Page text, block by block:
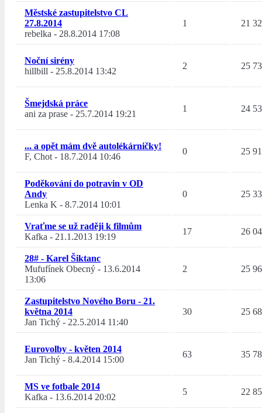
Městské zastupitelstvo CL
27.8.2014
rebelka - 28.8.2014 17:08
1 21
Noční sirény
hillbill - 25.8.2014 13:42
2 25
Šmejdská práce
ani za prase - 25.7.2014 19:21
1 24
... a opět mám dvě autolékárničky!
F, Chot- 18.7.2014 10:46
0 25
Poděkování do potravin v OD
Andy
Lenka K - 8.7.2014 10:01
0 25
Vraťme se už raději k filmům
Kafka - 21.1.2013 19:19
17 26
28# - Karel Šiktanc
Mufufínek Obecný - 13.6.2014
13:06
2 25
Zastupitelstvo Nového Boru - 21.
května 2014
Jan Tichý - 22.5.2014 11:40
30 25
Eurovolby - květen 2014
Jan Tichý - 8.4.2014 15:00
63 35
MS ve fotbale 2014
Kafka - 13.6.2014 20:02
5 22